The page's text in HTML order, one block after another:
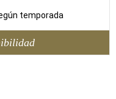
temporada